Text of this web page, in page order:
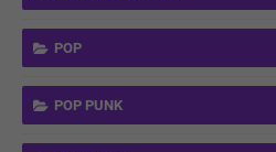
POP
POP PUNK